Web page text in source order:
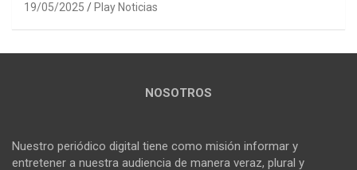
19/05/2025 Play Noticias
NOSOTROS
Nuestro periódico digital tiene como misión informar y
entretener a nuestra audiencia de manera veraz, plural y